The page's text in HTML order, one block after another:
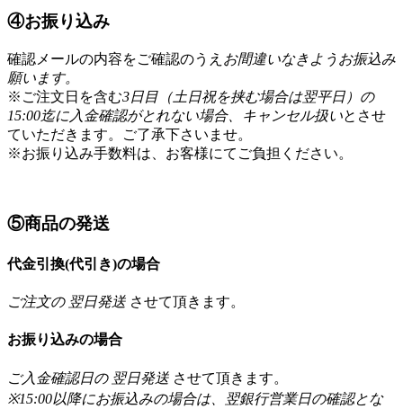
④お振り込み
確認メールの内容をご確認のうえ お間違いなきようお振込み
願います。
※ご注文日を含む3日目（土日祝を挟む場合は翌平日）の
15:00迄に入金確認がとれない場合、キャンセル扱いとさせ
ていただきます。ご了承下さいませ。
※お振り込み手数料は、お客様にてご負担ください。
⑤商品の発送
代金引換(代引き)の場合
ご注文の 翌日発送 させて頂きます。
お振り込みの場合
ご入金確認日の 翌日発送 させて頂きます。
※15:00以降にお振込みの場合は、翌銀行営業日の確認とな